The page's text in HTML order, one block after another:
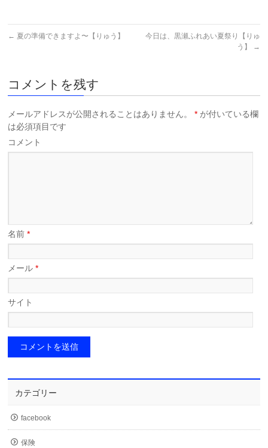
← 夏の準備できますよ〜【りゅう】
今日は、黒瀬ふれあい夏祭り【りゅ
う】
→
コメントを残す
メールアドレスが公開されることはありません。 * が付いている欄
は必須項目です
コメント
名前*
メール*
サイト
カテゴリー
facebook
保険